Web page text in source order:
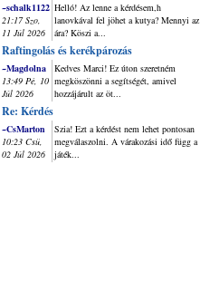
~schalk1122
21:17 Szo,
11 Júl 2026
Helló! Az lenne a kérdésem,h
lanovkával fel jöhet a kutya? Mennyi az
ára? Köszi a...
Raftingolás és kerékpározás
~Magdolna
13:49 Pé, 10
Júl 2026
Kedves Marci! Ez úton szeretném
megköszönni a segítségét, amivel
hozzájárult az öt...
Re: Kérdés
~CsMarton
10:23 Csü,
02 Júl 2026
Szia! Ezt a kérdést nem lehet pontosan
megválaszolni. A várakozási idő függ a
játék...